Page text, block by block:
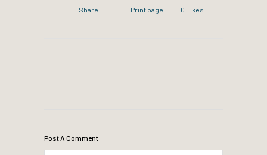
Share Print page 0 Likes
Post A Comment